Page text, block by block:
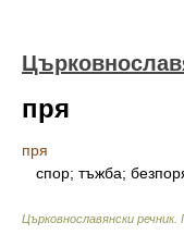
пря
пря
спор; тъжба;
Църковнославянски речник.